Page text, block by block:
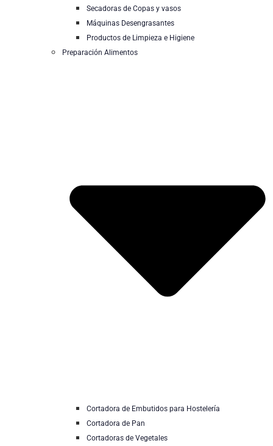
Secadoras de Copas y vasos
Máquinas Desengrasantes
Productos de Limpieza e Higiene
Preparación Alimentos
Cortadora de Embutidos para Hostelería
Cortadora de Pan
Cortadoras de Vegetales